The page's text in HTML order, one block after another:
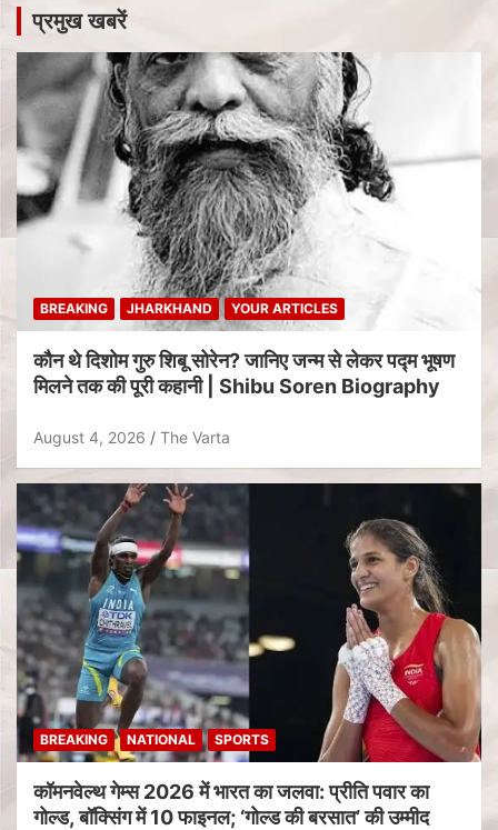
प्रमुख खबरें
BREAKING JHARKHAND YOUR ARTICLES
कौन थे दिशोम गुरु शिबू सोरेन? जानिए जन्म से लेकर पद्म भूषण
मिलने तक की पूरी कहानी | Shibu Soren Biography
August 4, 2026 The Varta
BREAKING NATIONAL SPORTS
कॉमनवेल्थ गेम्स 2026 में भारत का जलवा: प्रीति पवार का
गोल्ड, बॉक्सिंग में 10 फाइनल; ‘गोल्ड की बरसात’ की उम्मीद